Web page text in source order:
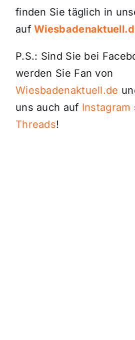
finden Sie täglich in
auf
P.S.: Sind Sie bei
werden Sie Fan von
Wiesbadenaktuell.de
uns auch auf Instagram
Threads!